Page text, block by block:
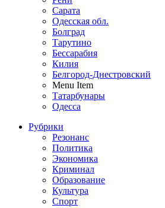
Сарата
Одесская обл.
Болград
Тарутино
Бессарабия
Килия
Белгород-Днестровский
Menu Item
Татарбунары
Одесса
Рубрики
Резонанс
Политика
Экономика
Криминал
Образование
Культура
Спорт